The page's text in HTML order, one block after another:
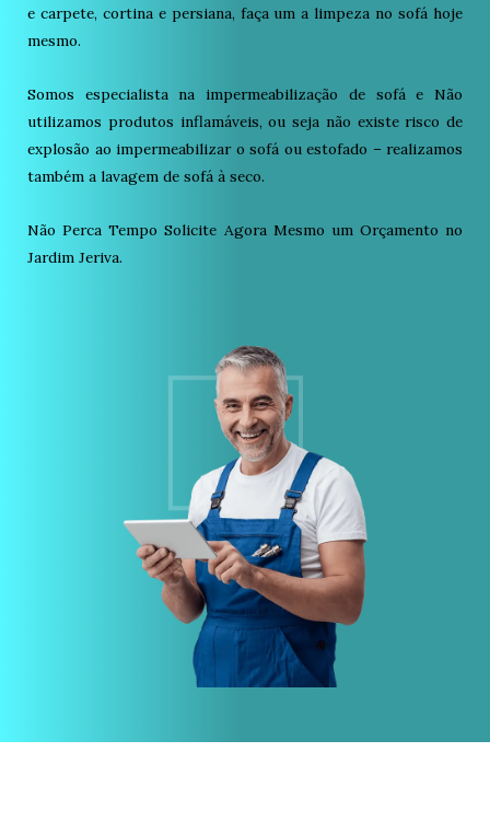
e carpete, cortina e persiana, faça um a limpeza no sofá hoje
mesmo.
Somos especialista na impermeabilização de sofá e Não
utilizamos produtos inflamáveis, ou seja não existe risco de
explosão ao impermeabilizar o sofá ou estofado – realizamos
também a lavagem de sofá à seco.
Não Perca Tempo Solicite Agora Mesmo um Orçamento no
Jardim Jeriva.